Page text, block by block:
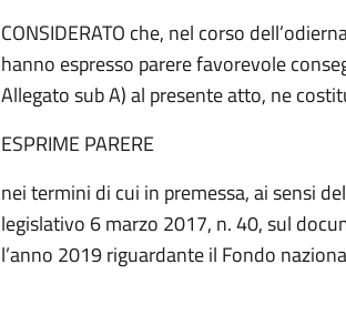
CONSIDERATO che, nel corso
hanno espresso parere favorevole
Allegato sub A) al presente atto, ne
ESPRIME PARERE
nei termini di cui in premessa, ai sensi
legislativo 6 marzo 2017, n. 40, sul
l’anno 2019 riguardante il Fondo